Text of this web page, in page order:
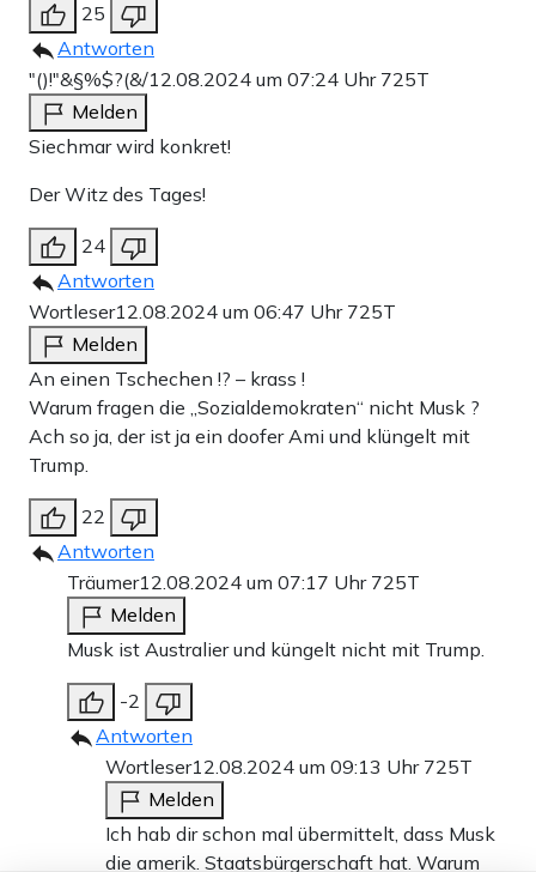
25
Antworten
"()!"&§%$?(&/12.08.2024 um 07:24 Uhr 725T
Melden
Siechmar wird konkret!
Der Witz des Tages!
24
Antworten
Wortleser12.08.2024 um 06:47 Uhr 725T
Melden
An einen Tschechen !? – krass !
Warum fragen die „Sozialdemokraten“ nicht Musk ?
Ach so ja, der ist ja ein doofer Ami und klüngelt mit
Trump.
22
Antworten
Träumer12.08.2024 um 07:17 Uhr 725T
Melden
Musk ist Australier und küngelt nicht mit Trump.
-2
Antworten
Wortleser12.08.2024 um 09:13 Uhr 725T
Melden
Ich hab dir schon mal übermittelt, dass Musk
die amerik. Staatsbürgerschaft hat. Warum